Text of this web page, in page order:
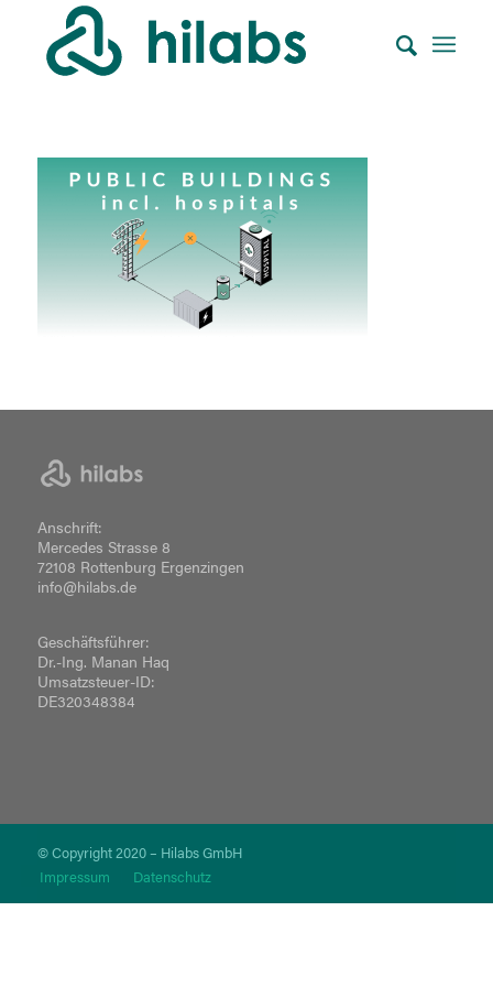
Anschrift:
Mercedes Strasse 8
72108 Rottenburg Ergenzingen
info@hilabs.de
Geschäftsführer:
Dr.-Ing. Manan Haq
Umsatzsteuer-ID:
DE320348384
© Copyright 2020 – Hilabs GmbH
Impressum
Datenschutz